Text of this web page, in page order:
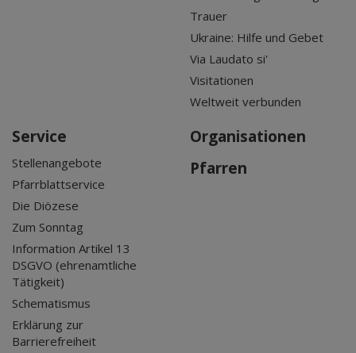
Trauer
Ukraine: Hilfe und Gebet
Via Laudato si'
Visitationen
Weltweit verbunden
Service
Stellenangebote
Pfarrblattservice
Die Diözese
Zum Sonntag
Information Artikel 13
DSGVO (ehrenamtliche
Tätigkeit)
Schematismus
Erklärung zur
Barrierefreiheit
Organisationen
Pfarren